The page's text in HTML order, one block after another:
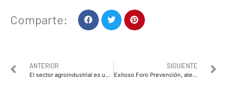
Comparte:
ANTERIOR
El sector agroindustrial es un gran aliado de la ganadería en Sinaloa: Manuel Urquijo Beltrán
SIGUIENTE
Exitoso Foro Prevención, atención y reinserción en materia de conductas adictivas en el Ej. Mochis